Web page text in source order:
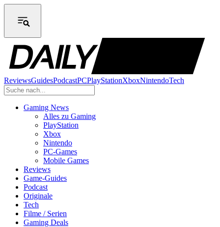
ReviewsGuidesPodcastPCPlayStationXboxNintendoTech
Gaming News
Alles zu Gaming
PlayStation
Xbox
Nintendo
PC-Games
Mobile Games
Reviews
Game-Guides
Podcast
Originale
Tech
Filme / Serien
Gaming Deals